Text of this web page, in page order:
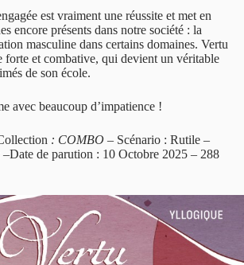
est vraiment une réussite et met en
encore présents dans notre société : la
masculine dans certains domaines. Vertu
forte et combative, qui devient un véritable
de son école.
avec beaucoup d’impatience !
: COMBO – Scénario : Rutile –
de parution : 10 Octobre 2025 – 288